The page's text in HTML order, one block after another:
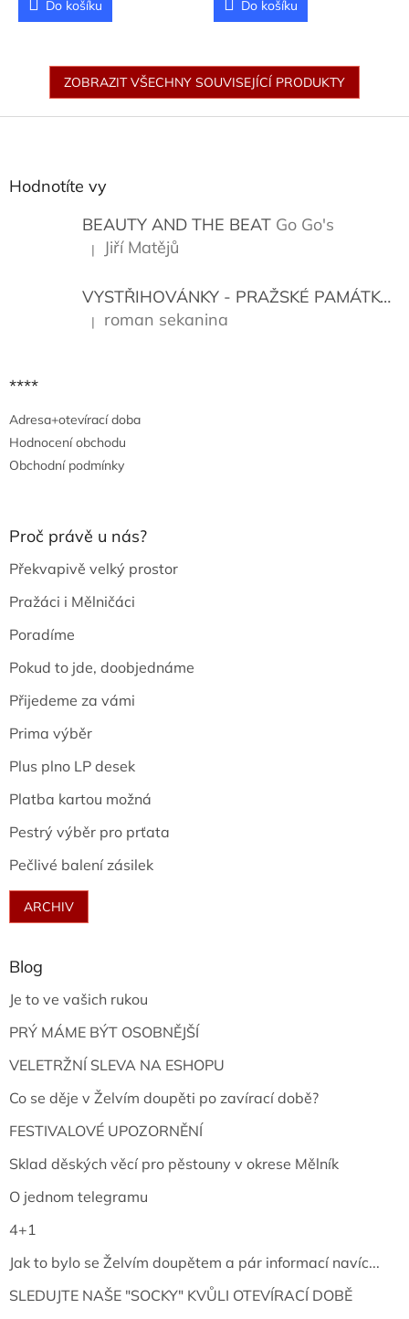
Do košíku Do košíku
ZOBRAZIT VŠECHNY SOUVISEJÍCÍ PRODUKTY
Hodnotíte vy
BEAUTY AND THE BEAT Go Go's
Hodnocení produktu je 5 z 5 hvězdiček.
| Jiří Matějů
VYSTŘIHOVÁNKY - PRAŽSKÉ PAMÁTKY
Hodnocení produktu je 5 z 5 hvězdiček.
| roman sekanina
****
Adresa+otevírací doba
Hodnocení obchodu
Obchodní podmínky
Proč právě u nás?
Překvapivě velký prostor
Pražáci i Mělničáci
Poradíme
Pokud to jde, doobjednáme
Přijedeme za vámi
Prima výběr
Plus plno LP desek
Platba kartou možná
Pestrý výběr pro prťata
Pečlivé balení zásilek
ARCHIV
Blog
Je to ve vašich rukou
PRÝ MÁME BÝT OSOBNĚJŠÍ
VELETRŽNÍ SLEVA NA ESHOPU
Co se děje v Želvím doupěti po zavírací době?
FESTIVALOVÉ UPOZORNĚNÍ
Sklad děských věcí pro pěstouny v okrese Mělník
O jednom telegramu
4+1
Jak to bylo se Želvím doupětem a pár informací navíc...
SLEDUJTE NAŠE "SOCKY" KVŮLI OTEVÍRACÍ DOBĚ